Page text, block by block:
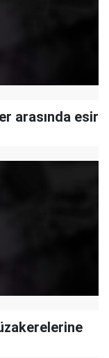
arasında esir